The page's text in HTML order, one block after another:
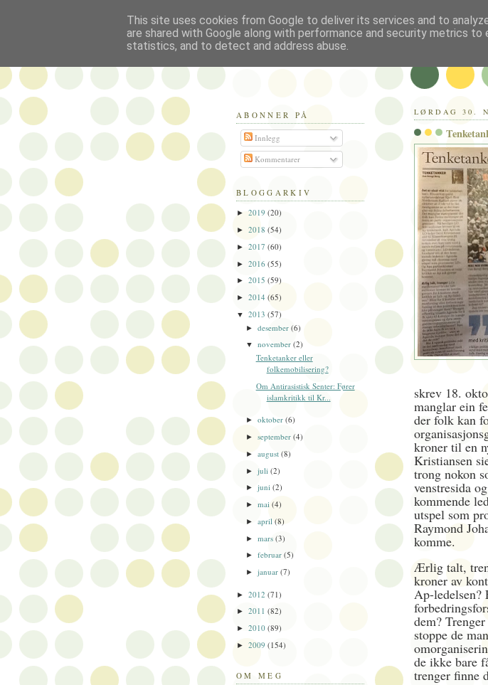
LØRDAG 30.
skrev 18.
manglar ein
der folk kan
kroner til en
Kristiansen
trong nokon
venstresida
kommende
utspel som
Raymond
komme.
Ærlig talt,
kroner av
Ap-ledelsen?
dem?
stoppe de
de ikke bare
trenger finne
Politikus
ABONNER PÅ
Innlegg
Kommentarer
BLOGGARKIV
► 2019 (20)
► 2018 (54)
► 2017 (60)
► 2016 (55)
► 2015 (59)
► 2014 (65)
▼ 2013 (57)
►desember(6)
▼november(2)
Tenketanker eller
folkemobilisering?
Om Antirasistisk Senter: Fører
islamkritikk til Kr...
►oktober(6)
►september(4)
►august(8)
►juli(2)
►juni(2)
►mai(4)
►april(8)
►mars(3)
►februar(5)
►januar(7)
► 2012 (71)
► 2011 (82)
► 2010 (89)
► 2009 (154)
OM MEG
This site uses cookies from Google to deliver its services and to
are shared with Google along with performance and security metrics to
statistics, and to detect and address abuse.